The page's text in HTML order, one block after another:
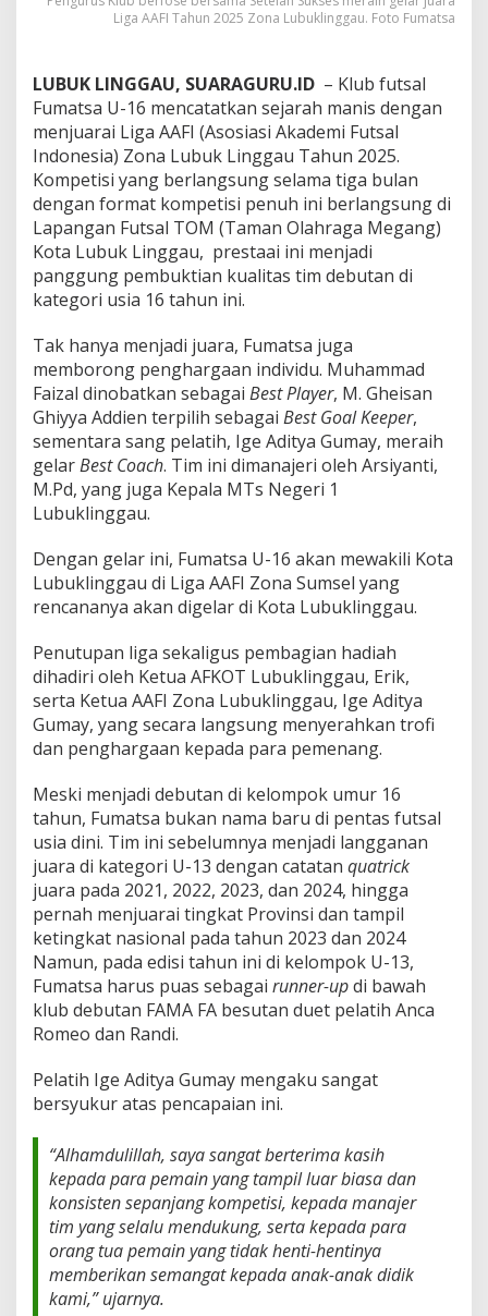
A
o
n
a
u
b
u
k
L
i
n
g
a
u
0
2
5
S
e
a
h
u
s
e
s
e
n
a
d
i
J
u
a
r
a
L
i
g
a
A
I
U
a
1
6
T
a
u
n
Liga AAFI Tahun 2025 Zona Lubuklinggau. Foto Fumatsa
LUBUK LINGGAU, SUARAGURU.ID – Klub futsal
Fumatsa U-16 mencatatkan sejarah manis dengan
menjuarai Liga AAFI (Asosiasi Akademi Futsal
Indonesia) Zona Lubuk Linggau Tahun 2025.
Kompetisi yang berlangsung selama tiga bulan
dengan format kompetisi penuh ini berlangsung di
Lapangan Futsal TOM (Taman Olahraga Megang)
Kota Lubuk Linggau, prestaai ini menjadi
panggung pembuktian kualitas tim debutan di
kategori usia 16 tahun ini.
Tak hanya menjadi juara, Fumatsa juga
memborong penghargaan individu. Muhammad
Faizal dinobatkan sebagai Best Player, M. Gheisan
Ghiyya Addien terpilih sebagai Best Goal Keeper,
sementara sang pelatih, Ige Aditya Gumay, meraih
gelarBest Coach. Tim ini dimanajeri oleh Arsiyanti,
M.Pd, yang juga Kepala MTs Negeri 1
Lubuklinggau.
Dengan gelar ini, Fumatsa U-16 akan mewakili Kota
Lubuklinggau di Liga AAFI Zona Sumsel yang
rencananya akan digelar di Kota Lubuklinggau.
Penutupan liga sekaligus pembagian hadiah
dihadiri oleh Ketua AFKOT Lubuklinggau, Erik,
serta Ketua AAFI Zona Lubuklinggau, Ige Aditya
Gumay, yang secara langsung menyerahkan trofi
dan penghargaan kepada para pemenang.
Meski menjadi debutan di kelompok umur 16
tahun, Fumatsa bukan nama baru di pentas futsal
usia dini. Tim ini sebelumnya menjadi langganan
juara di kategori U-13 dengan catatan quatrick
juara pada 2021, 2022, 2023, dan 2024, hingga
pernah menjuarai tingkat Provinsi dan tampil
ketingkat nasional pada tahun 2023 dan 2024
Namun, pada edisi tahun ini di kelompok U-13,
Fumatsa harus puas sebagai runner-updi bawah
klub debutan FAMA FA besutan duet pelatih Anca
Romeo dan Randi.
Pelatih Ige Aditya Gumay mengaku sangat
bersyukur atas pencapaian ini.
“Alhamdulillah, saya sangat berterima kasih
kepada para pemain yang tampil luar biasa dan
konsisten sepanjang kompetisi, kepada manajer
tim yang selalu mendukung, serta kepada para
orang tua pemain yang tidak henti-hentinya
memberikan semangat kepada anak-anak didik
kami,” ujarnya.